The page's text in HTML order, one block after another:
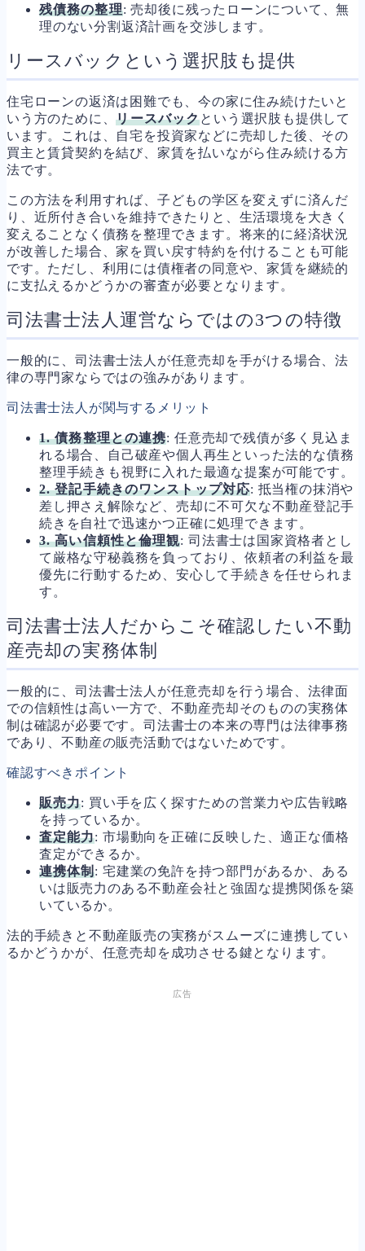
残債務の整理: 売却後に残ったローンについて、無
理のない分割返済計画を交渉します。
リースバックという選択肢も提供
住宅ローンの返済は困難でも、今の家に住み続けたいと
いう方のために、リースバックという選択肢も提供して
います。これは、自宅を投資家などに売却した後、その
買主と賃貸契約を結び、家賃を払いながら住み続ける方
法です。
この方法を利用すれば、子どもの学区を変えずに済んだ
り、近所付き合いを維持できたりと、生活環境を大きく
変えることなく債務を整理できます。将来的に経済状況
が改善した場合、家を買い戻す特約を付けることも可能
です。ただし、利用には債権者の同意や、家賃を継続的
に支払えるかどうかの審査が必要となります。
司法書士法人運営ならではの3つの特徴
一般的に、司法書士法人が任意売却を手がける場合、法
律の専門家ならではの強みがあります。
司法書士法人が関与するメリット
1. 債務整理との連携: 任意売却で残債が多く見込ま
れる場合、自己破産や個人再生といった法的な債務
整理手続きも視野に入れた最適な提案が可能です。
2. 登記手続きのワンストップ対応: 抵当権の抹消や
差し押さえ解除など、売却に不可欠な不動産登記手
続きを自社で迅速かつ正確に処理できます。
3. 高い信頼性と倫理観: 司法書士は国家資格者とし
て厳格な守秘義務を負っており、依頼者の利益を最
優先に行動するため、安心して手続きを任せられま
す。
司法書士法人だからこそ確認したい不動
産売却の実務体制
一般的に、司法書士法人が任意売却を行う場合、法律面
での信頼性は高い一方で、不動産売却そのものの実務体
制は確認が必要です。司法書士の本来の専門は法律事務
であり、不動産の販売活動ではないためです。
確認すべきポイント
販売力: 買い手を広く探すための営業力や広告戦略
を持っているか。
査定能力: 市場動向を正確に反映した、適正な価格
査定ができるか。
連携体制: 宅建業の免許を持つ部門があるか、ある
いは販売力のある不動産会社と強固な提携関係を築
いているか。
法的手続きと不動産販売の実務がスムーズに連携してい
るかどうかが、任意売却を成功させる鍵となります。
広告